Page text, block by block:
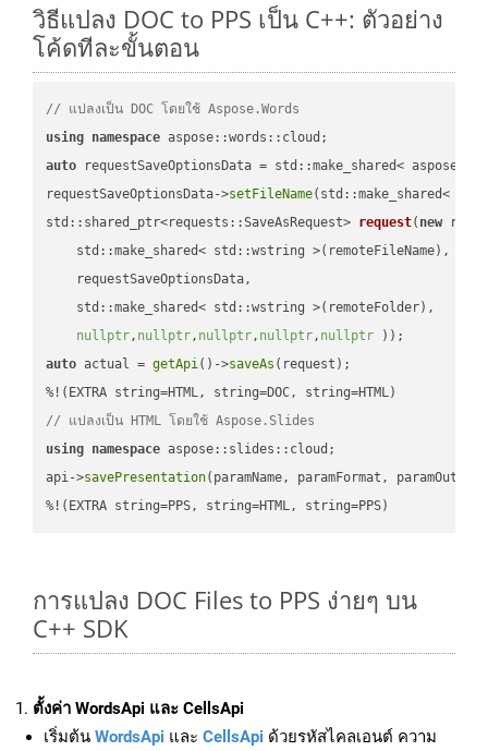
วิธีแปลง DOC to PPS เป็น C++: ตัวอย่าง
โค้ดทีละขั้นตอน
// แปลงเป็น DOC โดยใช้ Aspose.Words
using namespace
auto requestSaveOptionsData = std::make_shared<
requestSaveOptionsData->setFileName(std::make_shared<
std::shared_ptr<requests::SaveAsRequest> request( new
    std::make_shared< std::wstring >(remoteFileName),
    requestSaveOptionsData,
    std::make_shared< std::wstring >(remoteFolder),
nullptr, nullptr, nullptr, nullptr, nullptr ))
auto actual = getApi()->saveAs (request);
// แปลงเป็น HTML โดยใช้ Aspose.Slides
using namespace aspose::slides::cloud;
api->savePresentation(paramName, paramFormat,
%!(EXTRA string=PPS, string=HTML, string=PPS)
การแปลง DOC Files to PPS ง่ายๆ บน
C++ SDK
ตั้งค่า WordsApi และ CellsApi
เริ่มต้น WordsApi และ CellsApi ด้วยรหัสไคลเอนต์ ความ